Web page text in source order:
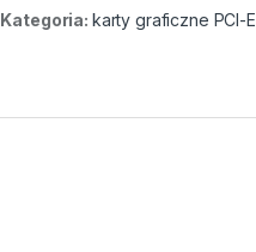
Kategoria: karty graficzne PCI-E